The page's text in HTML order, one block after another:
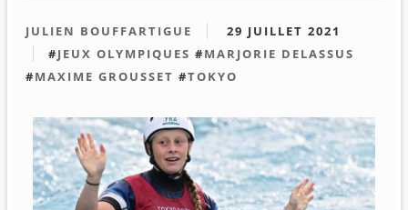
JULIEN BOUFFARTIGUE
29 JUILLET 2021
#JEUX OLYMPIQUES #MARJORIE DELASSUS
#MAXIME GROUSSET #TOKYO